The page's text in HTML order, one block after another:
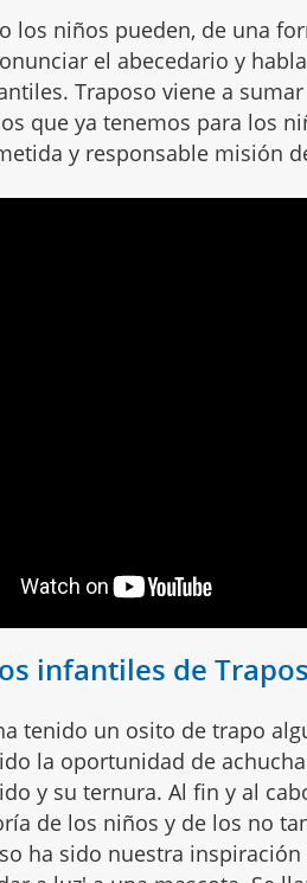
los niños pueden, de una
el abecedario y
Traposo viene a
que ya tenemos para los
y responsable misión
infantiles de
tenido un osito de trapo
la oportunidad de
y su ternura. Al fin y al
de los niños y de los no
ha sido nuestra inspiración